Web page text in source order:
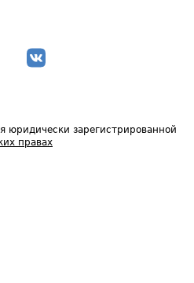
юридически зарегистрированной
правах